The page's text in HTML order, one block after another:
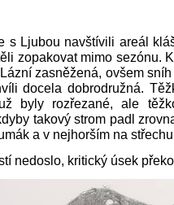
s Ljubou navštívili areál
zopakovat mimo sezónu.
zasněžená, ovšem
docela dobrodružná.
byly rozřezané, ale
takový strom padl
a v nejhorším na
nedoslo, kritický úsek